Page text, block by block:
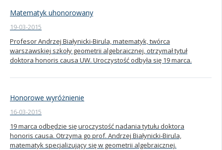
Matematyk uhonorowany
19-03-2015
Profesor Andrzej Białynicki-Birula, matematyk, twórca
warszawskiej szkoły geometrii algebraicznej, otrzymał tytuł
doktora honoris causa UW. Uroczystość odbyła się 19 marca.
Honorowe wyróżnienie
16-03-2015
19 marca odbędzie się uroczystość nadania tytułu doktora
honoris causa. Otrzyma go prof. Andrzej Białynicki-Birula,
matematyk specjalizujący się w geometrii algebraicznej.